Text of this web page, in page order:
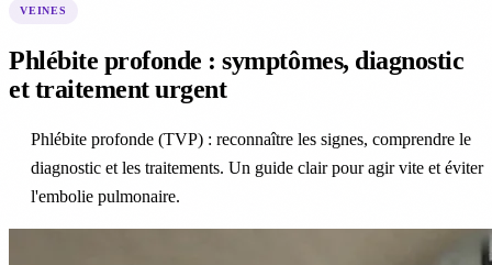
VEINES
Phlébite profonde : symptômes, diagnostic
et traitement urgent
Phlébite profonde (TVP) : reconnaître les signes, comprendre le
diagnostic et les traitements. Un guide clair pour agir vite et éviter
l'embolie pulmonaire.